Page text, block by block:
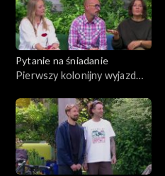
Pytanie na śniadanie
Pierwszy kolonijny wyjazd
rodzica?